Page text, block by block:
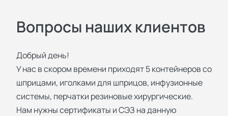
Вопросы наших клиентов
Добрый день!
У нас в скором времени приходят 5 контейнеров со
шприцами, иголками для шприцов, инфузионные
системы, перчатки резиновые хирургические.
Нам нужны сертификаты и СЭЗ на данную